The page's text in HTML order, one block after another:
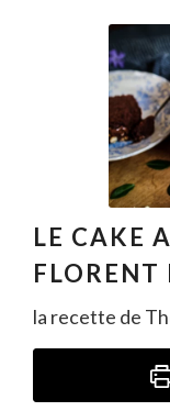
LE CAKE
la recette de